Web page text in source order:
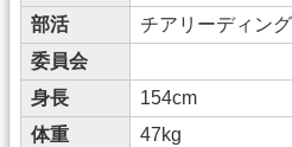
部活
チアリーディン
委員会
身長
154cm
体重
47kg